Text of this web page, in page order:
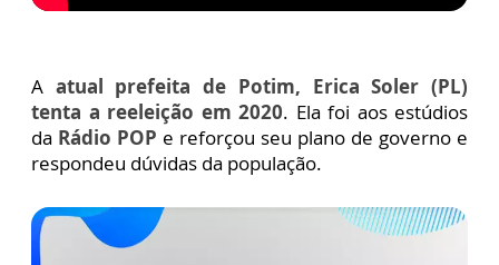
A atual prefeita de Potim, Erica Soler (PL)
tenta a reeleição em 2020. Ela foi aos estúdios
da Rádio POP e reforçou seu plano de governo e
respondeu dúvidas da população.